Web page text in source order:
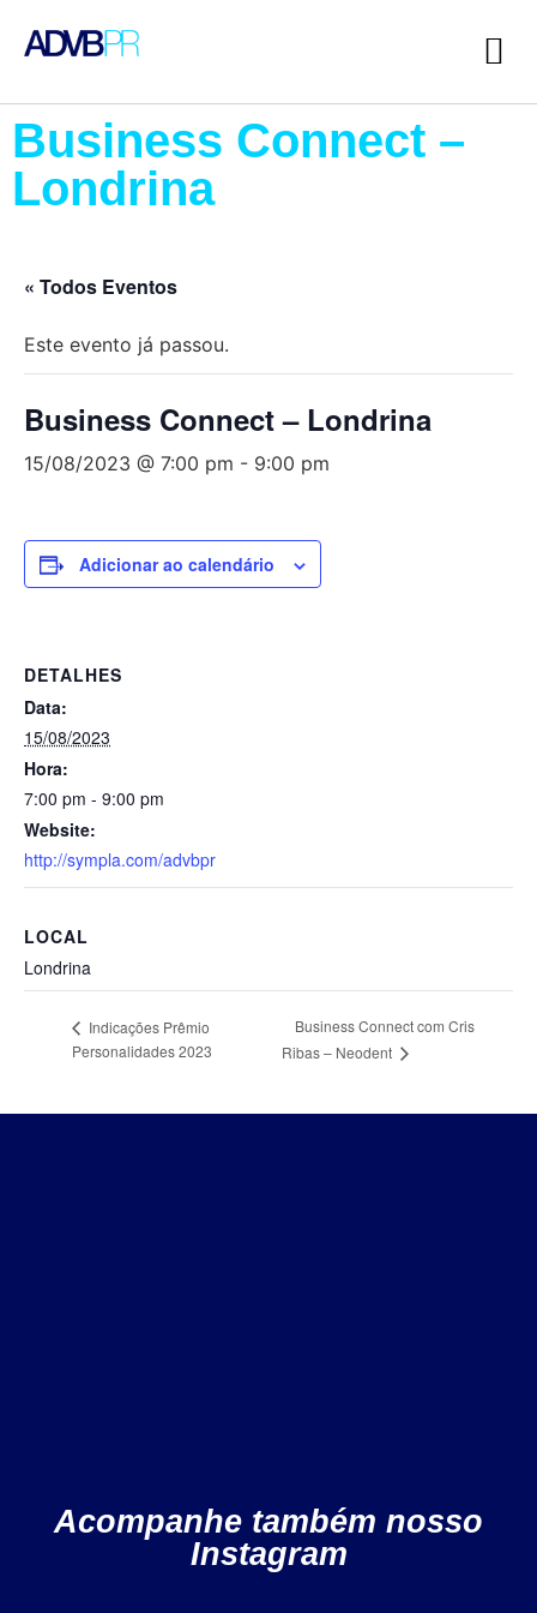
Business Connect –
Londrina
« Todos Eventos
Este evento já passou.
Business Connect – Londrina
15/08/2023 @ 7:00 pm - 9:00 pm
Adicionar ao calendário
DETALHES
Data:
15/08/2023
Hora:
7:00 pm - 9:00 pm
Website:
http://sympla.com/advbpr
LOCAL
Londrina
Indicações Prêmio
Personalidades 2023
Business Connect com Cris
Ribas – Neodent
Acompanhe também nosso
Instagram